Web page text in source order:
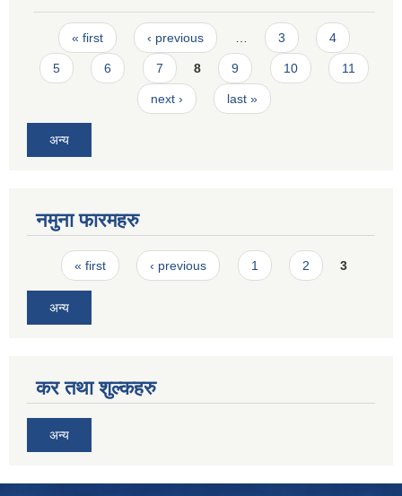
Pages
« first ‹ previous 3 4
5 6 7 8 9 10 11
next › last »
अन्य
नमुना फारमहरु
Pages
« first ‹ previous 1 2 3
अन्य
कर तथा शुल्कहरु
अन्य